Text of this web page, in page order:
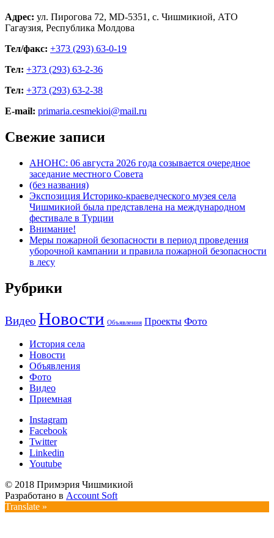
Адрес: ул. Пирогова 72, MD-5351, с. Чишмикиой, АТО
Гагаузия, Республика Молдова
Тел/факс: +373 (293) 63-0-19
Тел: +373 (293) 63-2-36
Тел: +373 (293) 63-2-38
E-mail: primaria.cesmekioi@mail.ru
Свежие записи
АНОНС: 06 августа 2026 года созывается очередное
заседание местного Совета
(без названия)
Экспозиция Историко-краеведческого музея села
Чишмикиой была представлена на международном
фестивале в Турции
Внимание!
Меры пожарной безопасности в период проведения
уборочной кампании и правила пожарной безопасности
в лесу
Рубрики
Видео Новости Объявления Проекты Фото
История села
Новости
Объявления
Фото
Видео
Приемная
Instagram
Facebook
Twitter
Linkedin
Youtube
© 2018 Примэрия Чишмикиой
Разработано в Account Soft
Translate »